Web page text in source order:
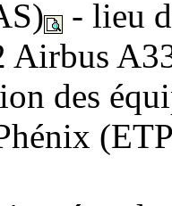
- lieu
Airbus
des